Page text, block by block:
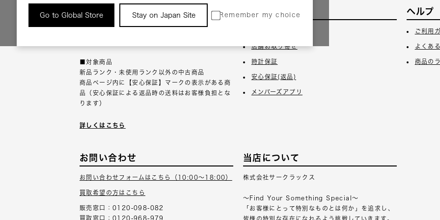
Go to Global Store Stay on Japan Site Remember my choice
返品について
■対象商品
新品ランク・未使用ランク以外の中古商品
商品ページ内に【安心保証】マークの表示がある商
品（安心保証による返品時の送料はお客様負担とな
ります）
詳しくはこちら
サービス
店舗お取り寄せ
時計保証
安心保証(返品)
メンバーズアプリ
ヘルプ
ご利用
よくあ
商品の
お問い合わせ
お問い合わせフォームはこちら（10:00～18:00）
買取希望の方はこちら
販売窓口：0120-098-082
買取窓口：0120-968-979
当店について
株式会社サークラックス
～Find Your Something Special～
「お客様にとって特別なものとは何か」を追求し、
皆様の特別な存在になれるよう挑戦していきます。